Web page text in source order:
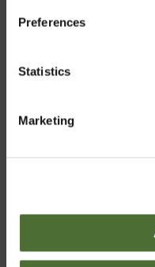
Preferences
Statistics
Marketing
(kombineeritud ja
niisutav kreem
ART. NR: 364